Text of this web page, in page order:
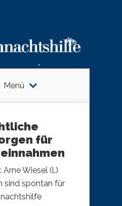
Menü
für
Wiesel (l.)
sind spontan für